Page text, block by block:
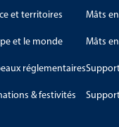
Drapeaux de table
Guirlandes
Les drapeaux
institutionnelles ou
Les pavillons pour
économiques. Ils
et territoires
et le monde
réglementaires
& festivités
Mâts
Mâts